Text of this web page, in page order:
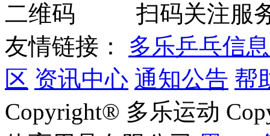
扫码关注服
友情链接：
多乐乒乓信
区 资讯中心 通知公告 帮
Copyright® 多乐运动